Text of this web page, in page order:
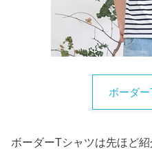
ボーダ
ボーダーTシャツは先ほど